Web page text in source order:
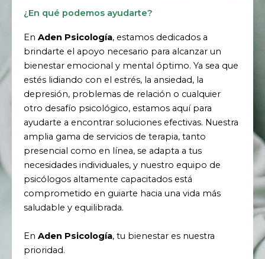
En Aden Psicología, estamos dedicados a
brindarte el apoyo necesario para alcanzar un
bienestar emocional y mental óptimo. Ya sea que
estés lidiando con el estrés, la ansiedad, la
depresión, problemas de relación o cualquier
otro desafío psicológico, estamos aquí para
ayudarte a encontrar soluciones efectivas. Nuestra
amplia gama de servicios de terapia, tanto
presencial como en línea, se adapta a tus
necesidades individuales, y nuestro equipo de
psicólogos altamente capacitados está
comprometido en guiarte hacia una vida más
saludable y equilibrada.
prioridad.